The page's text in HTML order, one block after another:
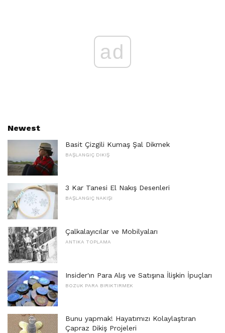
ad
Newest
Basit Çizgili Kumaş Şal Dikmek
BAŞLANGIÇ ​​DIKIŞ
3 Kar Tanesi El Nakış Desenleri
BAŞLANGIÇ ​​NAKIŞI
Çalkalayıcılar ve Mobilyaları
ANTIKA TOPLAMA
Insider'ın Para Alış ve Satışına İlişkin İpuçları
BOZUK PARA BIRIKTIRMEK
Bunu yapmak! Hayatımızı Kolaylaştıran
Çapraz Dikiş Projeleri